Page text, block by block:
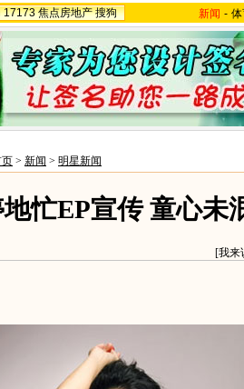
17173 焦点房地产 搜狗 新闻 -
> 新闻 > 明星新闻
忙EP宣传 童心未
[我来